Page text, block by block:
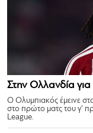
Στην Ολλανδία
Ο Ολυμπιακός έμεινε
στο πρώτο ματς του γ’
League.